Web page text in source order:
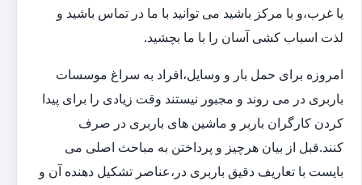
یا غرب،و با مرکز باشید می توانید با ما در تماس باشید و
لذت اسباب کشی آسان را با ما بچشید.
امروزه برای حمل بار و وسایل،افراد به سراغ موسسات
باربری در می روند و مجبور نیستند وقت زیادی را برای پیدا
کردن کارگران باربر و ماشین های باربری در صرف
کنند.قبل از بیان هرچیز و پرداختن به مباحث اصلی می
بایست با تعاریف دقیق باربری در،عناصر تشکیل دهنده آن و